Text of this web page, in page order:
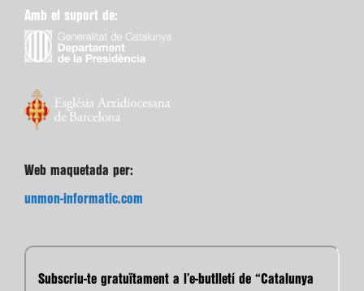
unmon-informatic.com
Subscriu-te gratuïtament a l’e-butlletí de “Catalunya